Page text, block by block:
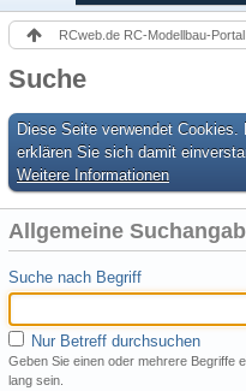
RCweb.de RC-Modellbau-Portal
Suche
Diese Seite verwendet
erklären Sie sich damit
Weitere Informationen
Allgemeine
Suche nach Begriff
Nur Betreff durchsuchen
Geben Sie einen oder mehrere Begriffe
lang sein.